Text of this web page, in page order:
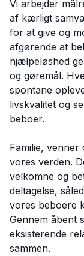
Vi arbejder
af kærligt
for at give og
afgørende at
hjælpeløshed
og gøremål.
spontane
livskvalitet og
beboer.
Familie,
vores verden.
velkomne og
deltagelse,
vores beboere
Gennem åbent
eksisterende
sammen.